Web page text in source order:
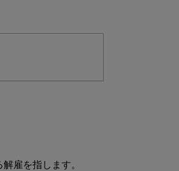
雇を指します。